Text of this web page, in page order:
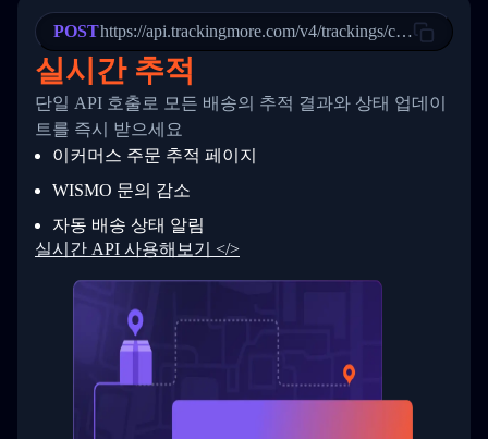
22
23
24
25
27
28
29
30
31
33
34
"StatusDescription": "Departed
"Details": "Departed Facility
          },
          {
            "Date": "2017-03-06 15:28:00",
"StatusDescription": "Shipment
"Details": "BEIJING-
          }
        ]
      }
  }
}
POSThttps://api.trackingmore.com/v4/trackings/create
실시간 추적
단일 API 호출로 모든 배송의 추적 결과와 상태 업데이
트를 즉시 받으세요
이커머스 주문 추적 페이지
WISMO 문의 감소
자동 배송 상태 알림
실시간 API 사용해보기 </>